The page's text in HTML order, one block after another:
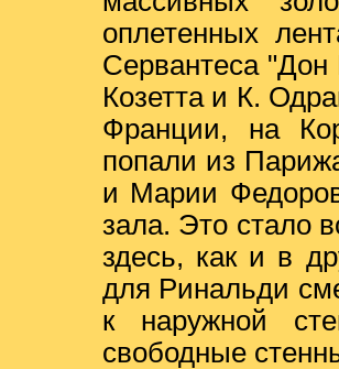
оплетенных
Сервантеса
Козетта и К.
Франции, на
попали из
и Марии
зала. Это стало
здесь, как и в
для Ринальди
к наружной
свободные